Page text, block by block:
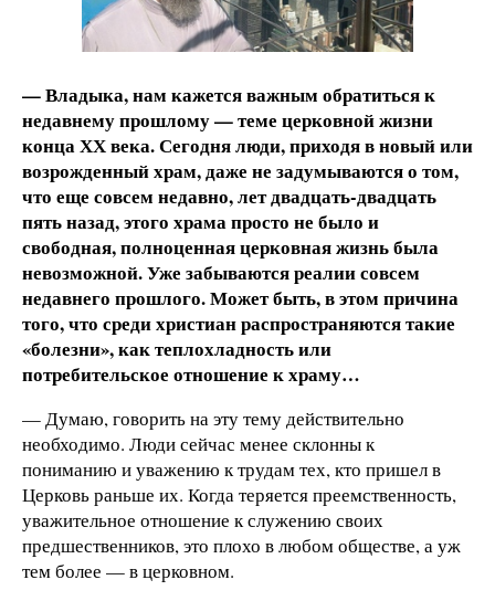
— Владыка, нам кажется важным обратиться к
недавнему прошлому — теме церковной жизни
конца ХХ века. Сегодня люди, приходя в новый или
возрожденный храм, даже не задумываются о том,
что еще совсем недавно, лет двадцать-двадцать
пять назад, этого храма просто не было и
свободная, полноценная церковная жизнь была
невозможной. Уже забываются реалии совсем
недавнего прошлого. Может быть, в этом причина
того, что среди христиан распространяются такие
«болезни», как теплохладность или
потребительское отношение к храму…
— Думаю, говорить на эту тему действительно
необходимо. Люди сейчас менее склонны к
пониманию и уважению к трудам тех, кто пришел в
Церковь раньше их. Когда теряется преемственность,
уважительное отношение к служению своих
предшественников, это плохо в любом обществе, а уж
тем более — в церковном.